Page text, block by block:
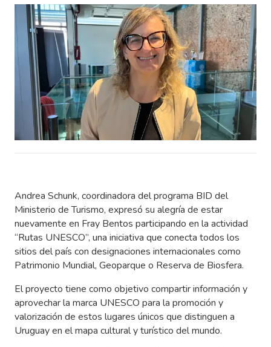
Andrea Schunk, coordinadora del programa BID del
Ministerio de Turismo, expresó su alegría de estar
nuevamente en Fray Bentos participando en la actividad
“Rutas UNESCO”, una iniciativa que conecta todos los
sitios del país con designaciones internacionales como
Patrimonio Mundial, Geoparque o Reserva de Biosfera.
El proyecto tiene como objetivo compartir información y
aprovechar la marca UNESCO para la promoción y
valorización de estos lugares únicos que distinguen a
Uruguay en el mapa cultural y turístico del mundo.